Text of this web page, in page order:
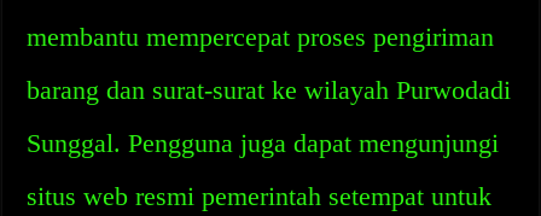
membantu mempercepat proses pengiriman
barang dan surat-surat ke wilayah Purwodadi
Sunggal. Pengguna juga dapat mengunjungi
situs web resmi pemerintah setempat untuk